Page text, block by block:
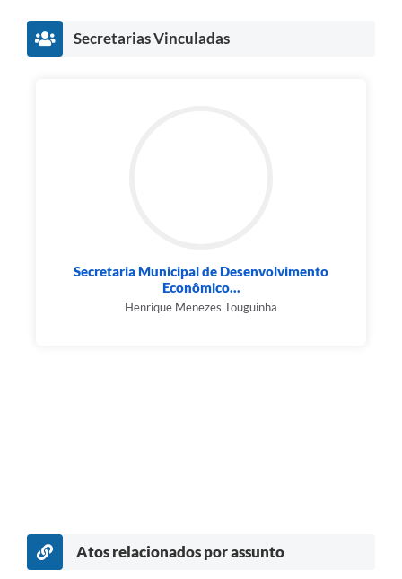
Secretarias Vinculadas
Secretaria Municipal de Desenvolvimento
Econômico...
Henrique Menezes Touguinha
Atos relacionados por assunto